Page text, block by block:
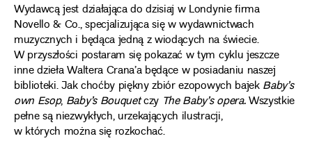
Wydawcą jest działająca do dzisiaj w Londynie firma
Novello & Co., specjalizująca się w wydawnictwach
muzycznych i będąca jedną z wiodących na świecie.
W przyszłości postaram się pokazać w tym cyklu jeszcze
inne dzieła Waltera Crana’a będące w posiadaniu naszej
biblioteki. Jak choćby piękny zbiór ezopowych bajekBaby’s
own Esop, Baby’s Bouquetczy The Baby’s opera.Wszystkie
pełne są niezwykłych, urzekających ilustracji,
w których można się rozkochać.